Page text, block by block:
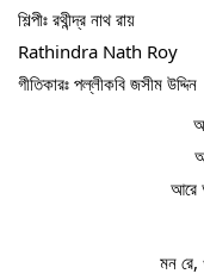
শিল্পীঃ রথীন্দ্র নাথ রায়
Rathindra Nath Roy
গীতিকারঃ পল্লীকবি জসীম উদ্দিন
আরে
মন রে,